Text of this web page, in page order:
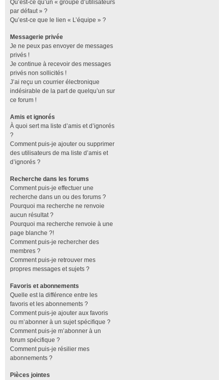
Qu’est-ce qu’un « groupe d’utilisateurs
par défaut » ?
Qu’est-ce que le lien « L’équipe » ?
Messagerie privée
Je ne peux pas envoyer de messages
privés !
Je continue à recevoir des messages
privés non sollicités !
J’ai reçu un courrier électronique
indésirable de la part de quelqu’un sur
ce forum !
Amis et ignorés
À quoi sert ma liste d’amis et d’ignorés
?
Comment puis-je ajouter ou supprimer
des utilisateurs de ma liste d’amis et
d’ignorés ?
Recherche dans les forums
Comment puis-je effectuer une
recherche dans un ou des forums ?
Pourquoi ma recherche ne renvoie
aucun résultat ?
Pourquoi ma recherche renvoie à une
page blanche ?!
Comment puis-je rechercher des
membres ?
Comment puis-je retrouver mes
propres messages et sujets ?
Favoris et abonnements
Quelle est la différence entre les
favoris et les abonnements ?
Comment puis-je ajouter aux favoris
ou m’abonner à un sujet spécifique ?
Comment puis-je m’abonner à un
forum spécifique ?
Comment puis-je résilier mes
abonnements ?
Pièces jointes